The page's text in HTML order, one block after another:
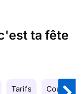
ta fête
Tarifs Couleurs